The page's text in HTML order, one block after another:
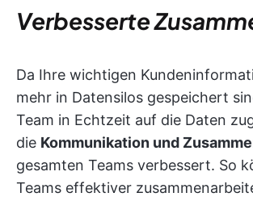
Verbesserte
Da Ihre wichtigen
mehr in Datensilos gespeichert
Team in Echtzeit auf die Daten
die Kommunikation und
gesamten Teams verbessert. So
Teams effektiver